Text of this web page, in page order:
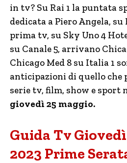
in tv? Su Rai 1 la puntata
dedicata a Piero Angela, su
prima tv, su Sky Uno 4
su Canale 5, arrivano
Chicago Med 8 su Italia 1
anticipazioni di quello
serie tv, film, show e sport
giovedì 25 maggio.
Guida Tv
2023 Prime